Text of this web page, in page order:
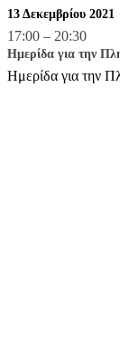
13 Δεκεμβρίου 2021
17:00 – 20:30
Ημερίδα για την
Ημερίδα για την